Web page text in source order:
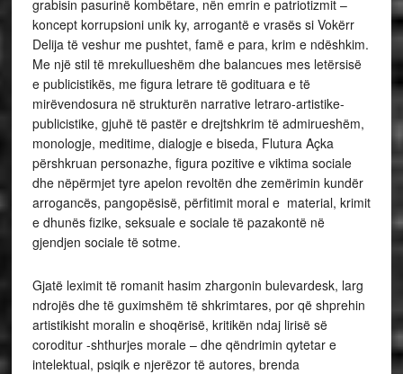
grabisin pasurinë kombëtare, nën emrin e patriotizmit –
koncept korrupsioni unik ky, arrogantë e vrasës si Vokërr
Delija të veshur me pushtet, famë e para, krim e ndëshkim.
Me një stil të mrekullueshëm dhe balancues mes letërsisë
e publicistikës, me figura letrare të godituara e të
mirëvendosura në strukturën narrative letraro-artistike-
publicistike, gjuhë të pastër e drejtshkrim të admirueshëm,
monologje, meditime, dialogje e biseda, Flutura Açka
përshkruan personazhe, figura pozitive e viktima sociale
dhe nëpërmjet tyre apelon revoltën dhe zemërimin kundër
arrogancës, pangopësisë, përfitimit moral e material, krimit
e dhunës fizike, seksuale e sociale të pazakontë në
gjendjen sociale të sotme.
Gjatë leximit të romanit hasim zhargonin bulevardesk, larg
ndrojës dhe të guximshëm të shkrimtares, por që shprehin
artistikisht moralin e shoqërisë, kritikën ndaj lirisë së
coroditur -shthurjes morale – dhe qëndrimin qytetar e
intelektual, psiqik e njerëzor të autores, brenda